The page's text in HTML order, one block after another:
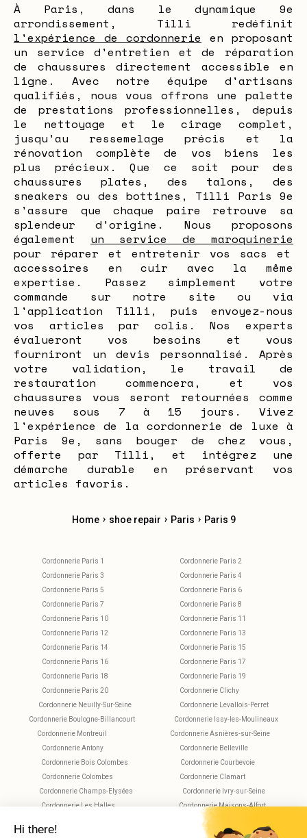
À Paris, dans le dynamique 9e
arrondissement, Tilli redéfinit
l'expérience de cordonnerie en proposant
un service d'entretien et de réparation
de chaussures directement accessible en
ligne. Avec notre équipe d'artisans
qualifiés, nous vous offrons une palette
de prestations professionnelles, depuis
le nettoyage et le cirage complet,
jusqu'au ressemelage précis et la
rénovation complète de vos biens les
plus précieux. Que ce soit pour des
chaussures plates, des talons, des
sneakers ou des bottines, Tilli Paris 9e
s'assure que chaque paire retrouve sa
splendeur d'origine. Nous proposons
également un service de maroquinerie
pour réparer et entretenir vos sacs et
accessoires en cuir avec la même
expertise. Passez simplement votre
commande sur notre site ou via
l'application Tilli, puis envoyez-nous
vos articles par colis. Nos experts
évalueront vos besoins et vous
fourniront un devis personnalisé. Après
votre validation, le travail de
restauration commencera, et vos
chaussures vous seront retournées comme
neuves sous 7 à 15 jours. Vivez
l'expérience de la cordonnerie de luxe à
Paris 9e, sans bouger de chez vous,
offerte par Tilli, et intégrez une
démarche durable en préservant vos
articles favoris.
Home › shoe repair › Paris › Paris 9
Cordonnerie Paris 1
Cordonnerie Paris 2
Cordonnerie Paris 3
Cordonnerie Paris 4
Cordonnerie Paris 5
Cordonnerie Paris 6
Cordonnerie Paris 7
Cordonnerie Paris 8
Cordonnerie Paris 10
Cordonnerie Paris 11
Cordonnerie Paris 12
Cordonnerie Paris 13
Cordonnerie Paris 14
Cordonnerie Paris 15
Cordonnerie Paris 16
Cordonnerie Paris 17
Cordonnerie Paris 18
Cordonnerie Paris 19
Cordonnerie Paris 20
Cordonnerie Clichy
Cordonnerie Neuilly-Sur-Seine
Cordonnerie Levallois-Perret
Cordonnerie Boulogne-Billancourt
Cordonnerie Issy-les-Moulineaux
Cordonnerie Montreuil
Cordonnerie Asnières-sur-Seine
Cordonnerie Antony
Cordonnerie Belleville
Cordonnerie Bois Colombes
Cordonnerie Courbevoie
Cordonnerie Colombes
Cordonnerie Clamart
Cordonnerie Champs-Elysées
Cordonnerie Ivry-sur-Seine
Cordonnerie Les Halles
Cordonnerie Maisons-Alfort
Cordonnerie Nanterre
Cordonnerie Plaisance
Cordonnerie Saint-Maur-des-Fossés